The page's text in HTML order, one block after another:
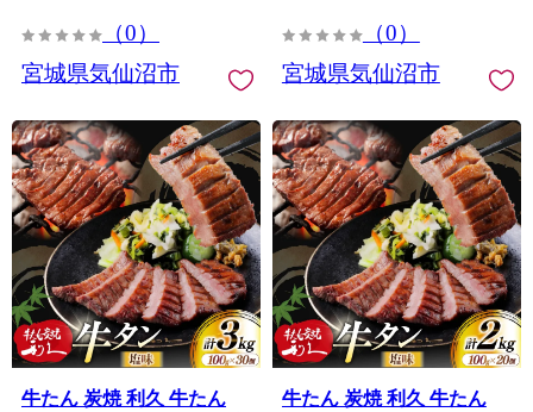
（0）
宮城県気仙沼市
（0）
宮城県気仙沼市
牛たん 炭焼 利久 牛たん
牛たん 炭焼 利久 牛たん